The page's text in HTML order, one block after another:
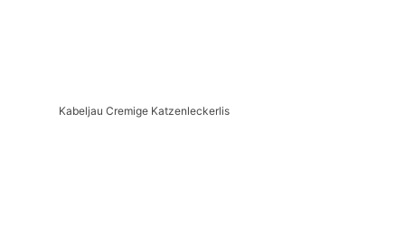
Kabeljau Cremige Katzenleckerlis